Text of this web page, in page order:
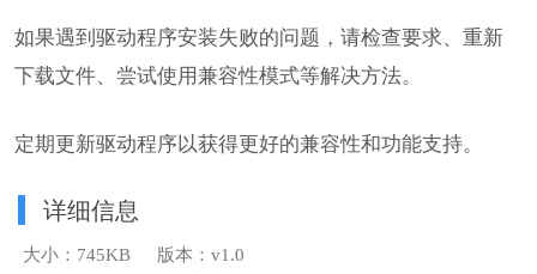
如果遇到驱动程序安装失败的问题，请检查要求、重新
下载文件、尝试使用兼容性模式等解决方法。
定期更新驱动程序以获得更好的兼容性和功能支持。
详细信息
大小：745KB
版本：v1.0